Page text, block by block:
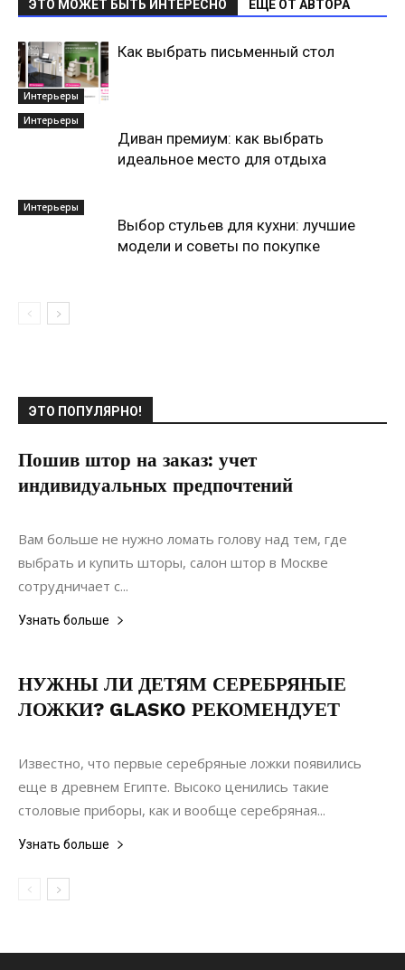
ЭТО МОЖЕТ БЫТЬ ИНТЕРЕСНО ЕЩЕ ОТ АВТОРА
Интерьеры
Как выбрать письменный стол
Интерьеры
Диван премиум: как выбрать
идеальное место для отдыха
Интерьеры
Выбор стульев для кухни: лучшие
модели и советы по покупке
ЭТО ПОПУЛЯРНО!
Пошив штор на заказ: учет
индивидуальных предпочтений
17.12.2021
Вам больше не нужно ломать голову над тем, где
выбрать и купить шторы, салон штор в Москве
сотрудничает с...
Узнать больше
НУЖНЫ ЛИ ДЕТЯМ СЕРЕБРЯНЫЕ
ЛОЖКИ? GLASKO РЕКОМЕНДУЕТ
23.05.2019
Известно, что первые серебряные ложки появились
еще в древнем Египте. Высоко ценились такие
столовые приборы, как и вообще серебряная...
Узнать больше